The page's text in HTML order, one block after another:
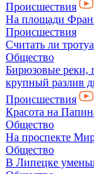
Происшествия
На площади
Происшествия
Считать ли
Общество
Бирюзовые реки,
крупный разлив
Происшествия
Красота на
Общество
На проспекте
Общество
В Липецке